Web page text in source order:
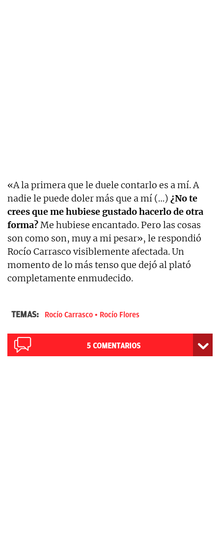
«A la primera que le duele contarlo es a mí. A
nadie le puede doler más que a mí (…) ¿No te
crees que me hubiese gustado hacerlo de otra
forma?Me hubiese encantado. Pero las cosas
son como son, muy a mi pesar», le respondió
Rocío Carrasco visiblemente afectada. Un
momento de lo más tenso que dejó al plató
completamente enmudecido.
TEMAS: Rocío Carrasco Rocío Flores
5 COMENTARIOS